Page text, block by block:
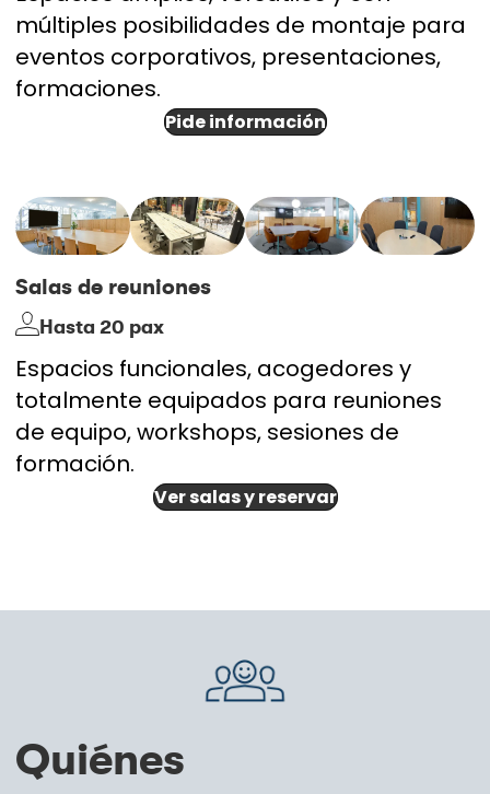
múltiples posibilidades de montaje para
eventos corporativos, presentaciones,
formaciones.
Pide información
Salas de reuniones
Hasta 20 pax
Espacios funcionales, acogedores y
totalmente equipados para reuniones
de equipo, workshops, sesiones de
formación.
Ver salas y reservar
Quiénes